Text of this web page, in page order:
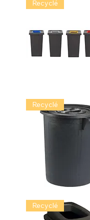
Recyclé
Recyclé
Recyclé